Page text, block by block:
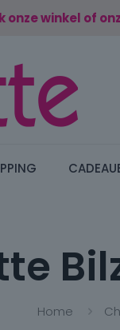
onze winkel of
Home